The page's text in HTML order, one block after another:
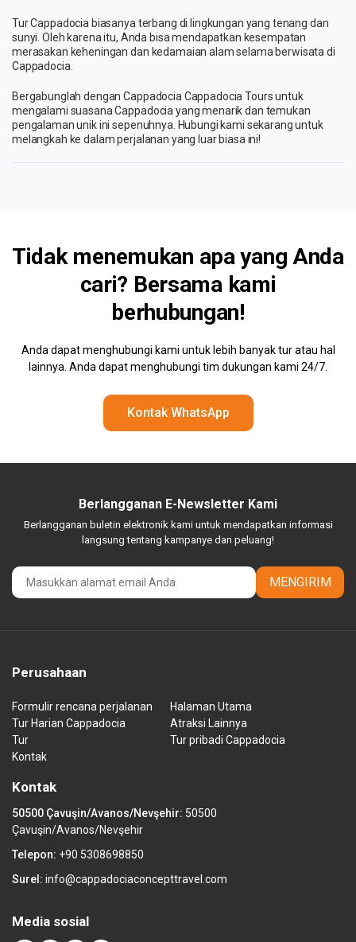
Tur Cappadocia biasanya terbang di lingkungan yang tenang dan
sunyi. Oleh karena itu, Anda bisa mendapatkan kesempatan
merasakan keheningan dan kedamaian alam selama berwisata di
Cappadocia.
Bergabunglah dengan Cappadocia Cappadocia Tours untuk
mengalami suasana Cappadocia yang menarik dan temukan
pengalaman unik ini sepenuhnya. Hubungi kami sekarang untuk
melangkah ke dalam perjalanan yang luar biasa ini!
Tidak menemukan apa yang Anda
cari? Bersama kami
berhubungan!
Anda dapat menghubungi kami untuk lebih banyak tur atau hal
lainnya. Anda dapat menghubungi tim dukungan kami 24/7.
Kontak WhatsApp
Berlangganan E-Newsletter Kami
Berlangganan buletin elektronik kami untuk mendapatkan informasi
langsung tentang kampanye dan peluang!
MENGIRIM
Perusahaan
Formulir rencana perjalanan
Halaman Utama
Tur Harian Cappadocia
Atraksi Lainnya
Tur
Tur pribadi Cappadocia
Kontak
Kontak
50500 Çavuşin/Avanos/Nevşehir: 50500
Çavuşin/Avanos/Nevşehir
Telepon: +90 5308698850
Surel: info@cappadociaconcepttravel.com
Media sosial